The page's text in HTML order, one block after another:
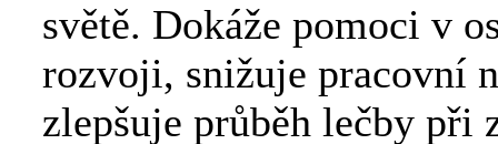
světě. Dokáže pomoci v
rozvoji, snižuje pracovní
zlepšuje průběh lečby při